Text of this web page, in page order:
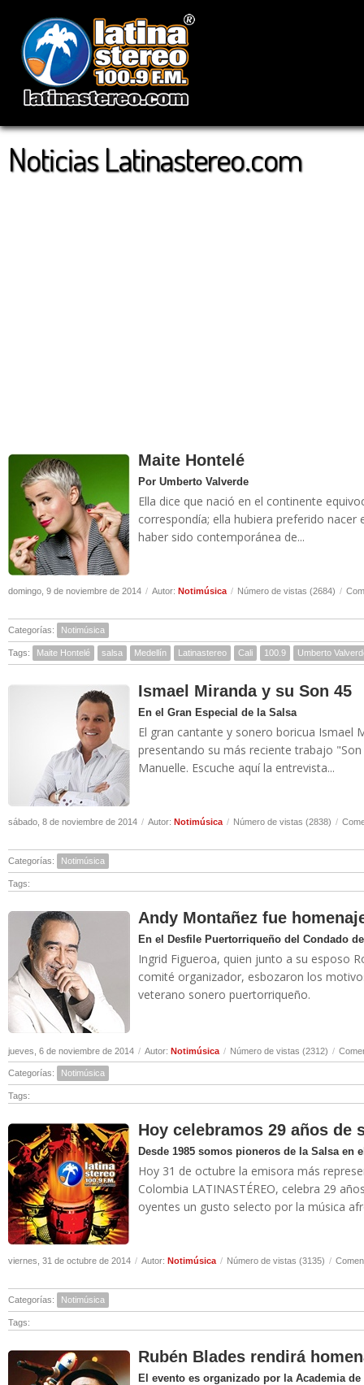
Noticias Latinastereo.com
Maite Hontelé
Por Umberto Valverde
Ella dice que nació en el continente
correspondía; ella hubiera preferido nacer
haber sido contemporánea de...
domingo, 9 de noviembre de 2014 / Autor: Notimúsica / Número de vistas (2684) /
Categorías: Notimúsica
Tags: Maite Hontelé salsa Medellín Latinastereo Cali 100.9 Umberto
Ismael Miranda y su Son 45
En el Gran Especial de la Salsa
El gran cantante y sonero boricua Ismael
presentando su más reciente trabajo
Manuelle. Escuche aquí la entrevista...
sábado, 8 de noviembre de 2014 / Autor: Notimúsica / Número de vistas (2838) /
Categorías: Notimúsica
Tags:
Andy Montañez fue
En el Desfile Puertorriqueño del Condado
Ingrid Figueroa, quien junto a su esposo
comité organizador, esbozaron los
veterano sonero puertorriqueño.
jueves, 6 de noviembre de 2014 / Autor: Notimúsica / Número de vistas (2312) /
Categorías: Notimúsica
Tags:
Hoy celebramos 29 años de
Desde 1985 somos pioneros de la Salsa en
Hoy 31 de octubre la emisora más
Colombia LATINASTÉREO, celebra 29
oyentes un gusto selecto por la música
viernes, 31 de octubre de 2014 / Autor: Notimúsica / Número de vistas (3135) /
Categorías: Notimúsica
Tags:
Rubén Blades rendirá
El evento es organizado por la Academia